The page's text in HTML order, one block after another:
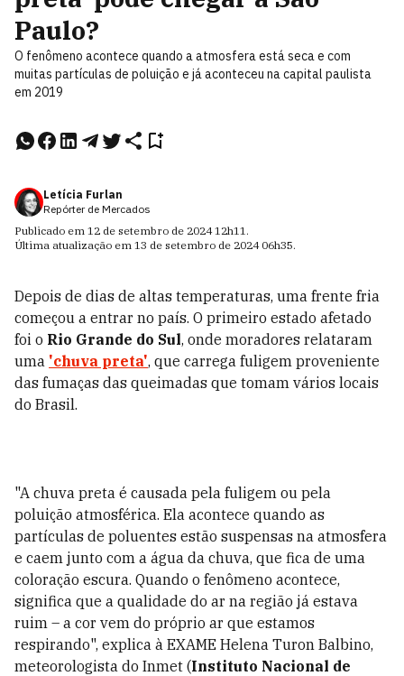
Paulo?
O fenômeno acontece quando a atmosfera está seca e com
muitas partículas de poluição e já aconteceu na capital paulista
em 2019
Letícia Furlan
Repórter de Mercados
Publicado em 12 de setembro de 2024 12h11.
Última atualização em 13 de setembro de 2024 06h35.
Depois de dias de altas temperaturas, uma frente fria
começou a entrar no país. O primeiro estado afetado
foi o Rio Grande do Sul, onde moradores relataram
uma 'chuva preta', que carrega fuligem proveniente
das fumaças das queimadas que tomam vários locais
do Brasil.
"A chuva preta é causada pela fuligem ou pela
poluição atmosférica. Ela acontece quando as
partículas de poluentes estão suspensas na atmosfera
e caem junto com a água da chuva, que fica de uma
coloração escura. Quando o fenômeno acontece,
significa que a qualidade do ar na região já estava
ruim – a cor vem do próprio ar que estamos
respirando", explica à EXAME Helena Turon Balbino,
meteorologista do Inmet (Instituto Nacional de